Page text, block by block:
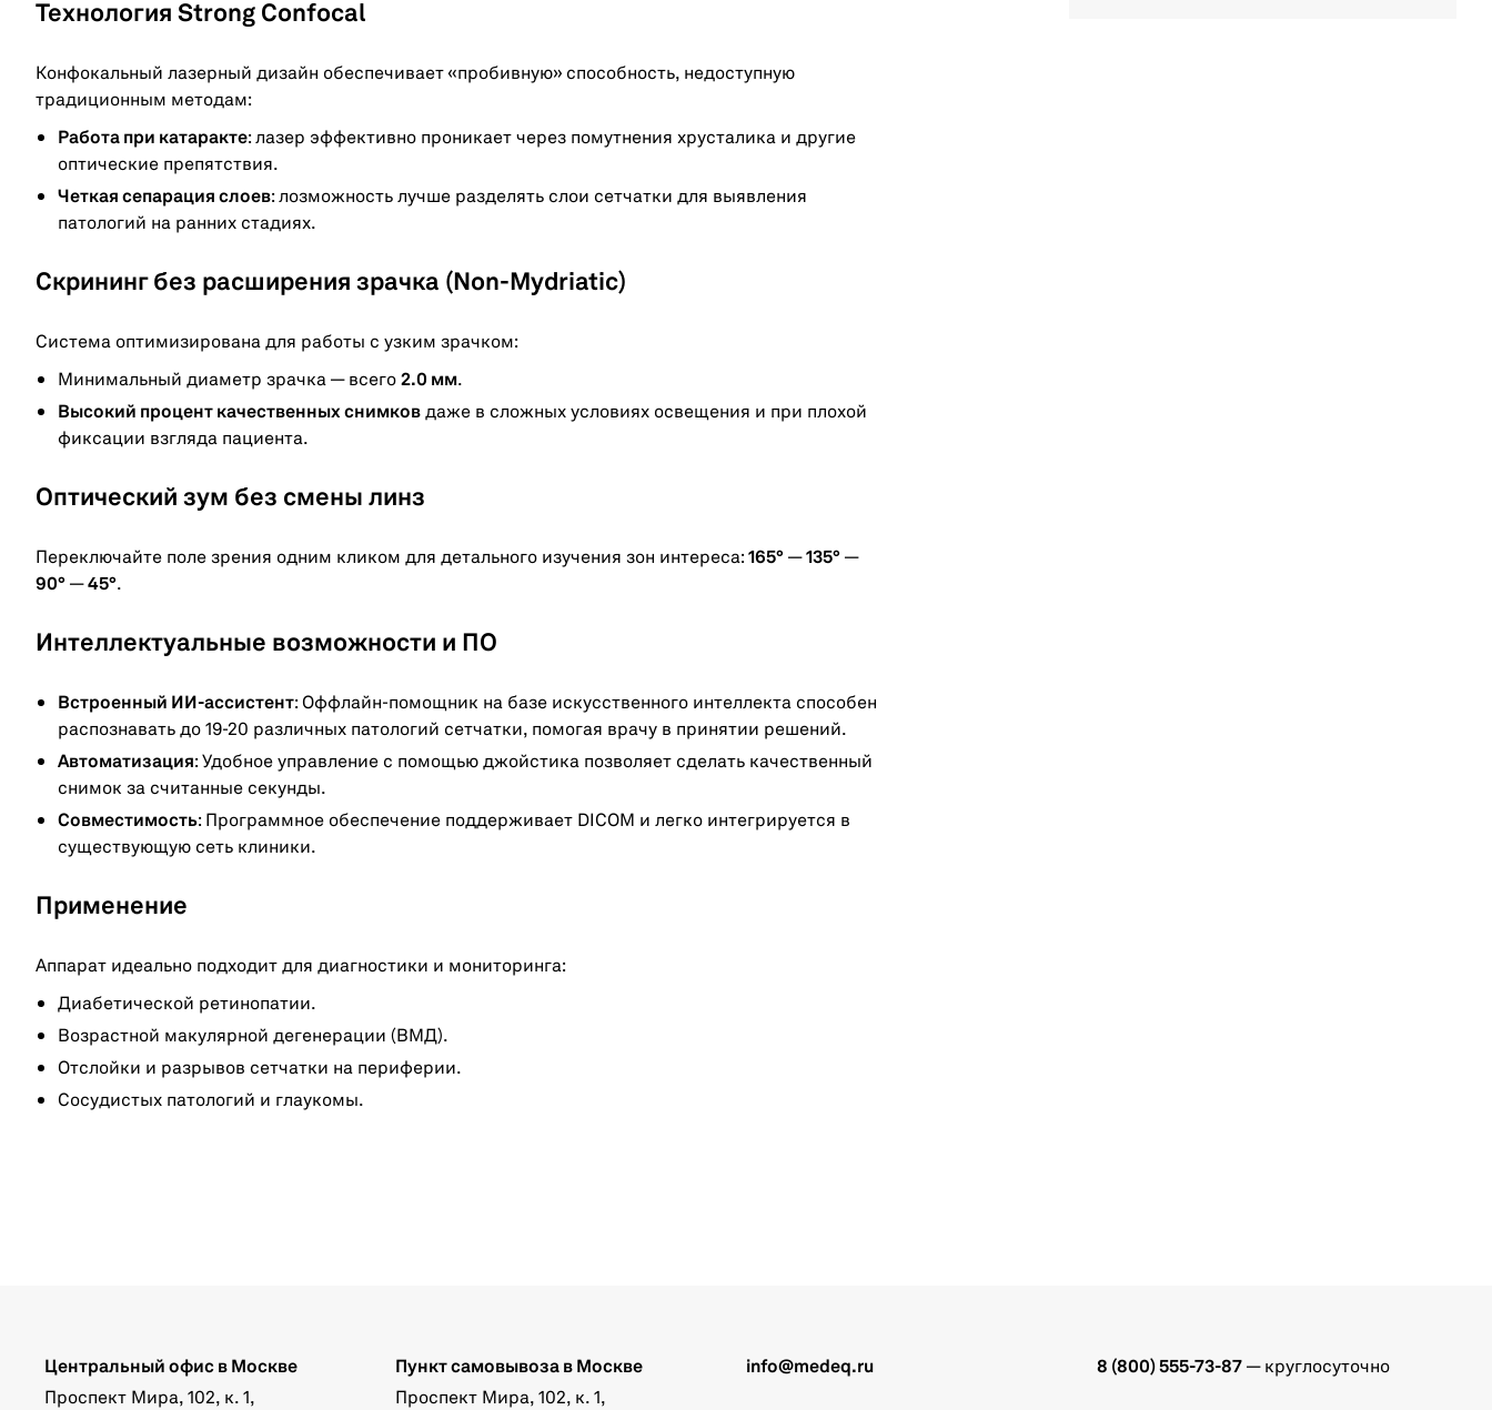
Технология Strong Confocal
Конфокальный лазерный дизайн обеспечивает «пробивную» способность, недоступную
традиционным методам:
Работа при катаракте: лазер эффективно проникает через помутнения хрусталика и другие
оптические препятствия.
Четкая сепарация слоев: лозможность лучше разделять слои сетчатки для выявления
патологий на ранних стадиях.
Скрининг без расширения зрачка (Non-Mydriatic)
Система оптимизирована для работы с узким зрачком:
Минимальный диаметр зрачка — всего 2.0 мм.
Высокий процент качественных снимков даже в сложных условиях освещения и при плохой
фиксации взгляда пациента.
Оптический зум без смены линз
Переключайте поле зрения одним кликом для детального изучения зон интереса: 165° —135° —
90° —45°.
Интеллектуальные возможности и ПО
Встроенный ИИ-ассистент: Оффлайн-помощник на базе искусственного интеллекта способен
распознавать до 19-20 различных патологий сетчатки, помогая врачу в принятии решений.
Автоматизация: Удобное управление с помощью джойстика позволяет сделать качественный
снимок за считанные секунды.
Совместимость: Программное обеспечение поддерживает DICOM и легко интегрируется в
существующую сеть клиники.
Применение
Аппарат идеально подходит для диагностики и мониторинга:
Диабетической ретинопатии.
Возрастной макулярной дегенерации (ВМД).
Отслойки и разрывов сетчатки на периферии.
Сосудистых патологий и глаукомы.
info@medeq.ru 8 (800) 555-73-87 — круглосуточно
Центральный офис в Москве
Проспект Мира, 102, к. 1,
Пункт самовывоза в Москве
Проспект Мира, 102, к. 1,